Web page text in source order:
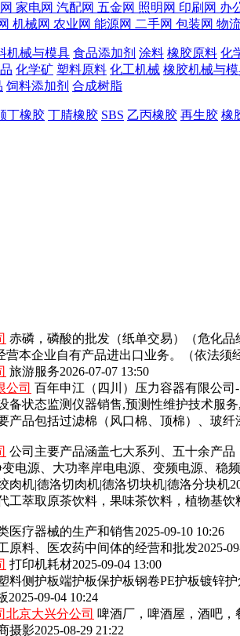
家电网 汽配网 五金网 照明网 印刷网 办
机械网 农业网 能源网 二手网 包装网 物
机械与模具 食品添加剂 涂料 橡胶原料 化
化学矿 塑料原料 化工机械 橡胶机械与
饲料添加剂 合成树脂
丁橡胶 丁腈橡胶 SBS 乙丙橡胶 再生胶 橡
赤磷，磷酸的批发（纸单交易）（危化
本企业自有产品进出口业务。（依法须
旅游服务2026-07-07 13:50
公司 百年申江（四川）压力容器有限公司
备状态监测仪器销售,预测性维护技术服
产品包括‌过滤棉（风口棉、顶棉）、玻
公司主要产品涵盖七大系列、五十余产
电源、大功率岸电电源、变频电源、稳
肉机|德洛切肉机|德洛切块机|德洛分块机
工萃取原茶饮料，果味茶饮料，植物基
医疗器械的生产和销售2025-09-10 10:26
原料、医农药中间体的经营和批发2025-
打印机耗材2025-09-04 13:00
料侧护板端护板保护板钢卷PE护板镀锌
2025-09-04 10:24
北京大兴分公司 啤酒厂，啤酒屋，酒吧，
摄影2025-08-29 21:22